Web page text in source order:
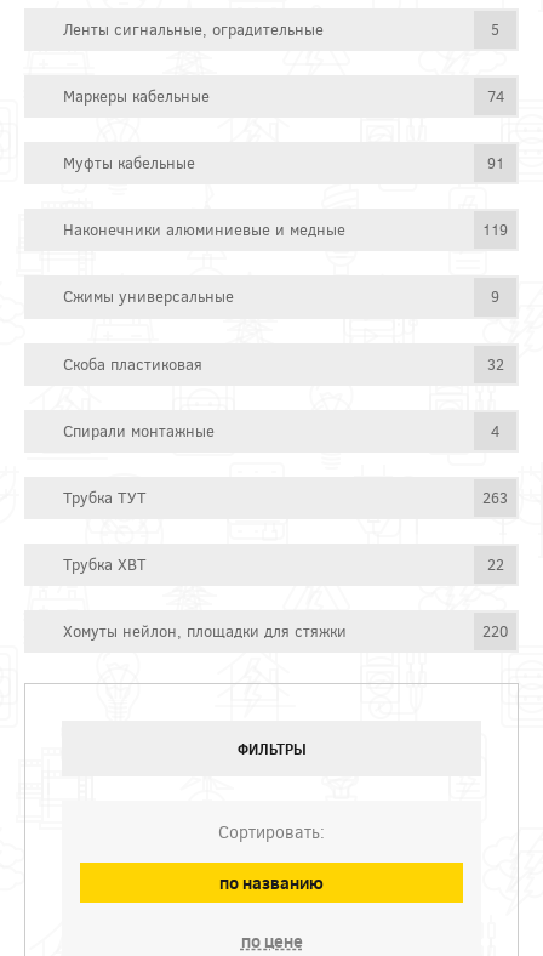
Ленты сигнальные, оградительные 5
Маркеры кабельные 74
Муфты кабельные 91
Наконечники алюминиевые и медные 119
Сжимы универсальные 9
Скоба пластиковая 32
Спирали монтажные 4
Трубка ТУТ 263
Трубка ХВТ 22
Хомуты нейлон, площадки для стяжки 220
ФИЛЬТРЫ
Сортировать:
по названию
по цене